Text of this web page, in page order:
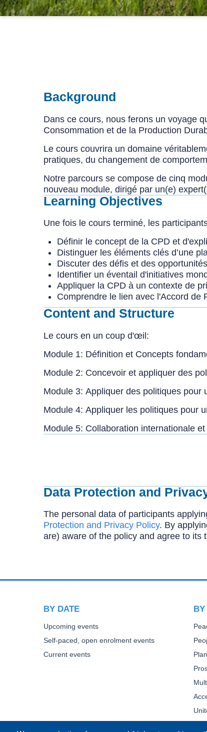
Background
Dans ce cours, nous ferons un voyage
Consommation et de la Production
Le cours couvrira un domaine
pratiques, du changement de
Notre parcours se compose de cinq
nouveau module, dirigé par un(e)
Learning Objectives
Une fois le cours terminé, les
Définir le concept de la CPD et
Distinguer les éléments clés d’une
Discuter des défis et des
Identifier un éventail d'initiatives
Appliquer la CPD à un contexte de
Comprendre le lien avec l'Accord de
Content and Structure
Le cours en un coup d'œil:
Module 1: Définition et Concepts
Module 2: Concevoir et appliquer des
Module 3: Appliquer des politiques pour
Module 4: Appliquer les politiques pour
Module 5: Collaboration internationale
Data Protection and
The personal data of participants
Protection and Privacy Policy. By
are) aware of the policy and agree to its
BY DATE
Upcoming events
Self-paced, open enrolment events
Current events
BY